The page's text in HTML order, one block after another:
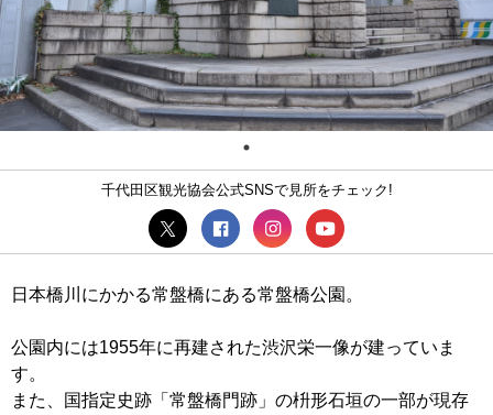
千代田区観光協会公式SNSで見所をチェック!
日本橋川にかかる常盤橋にある常盤橋公園。
公園内には1955年に再建された渋沢栄一像が建っていま
す。
また、国指定史跡「常盤橋門跡」の枡形石垣の一部が現存